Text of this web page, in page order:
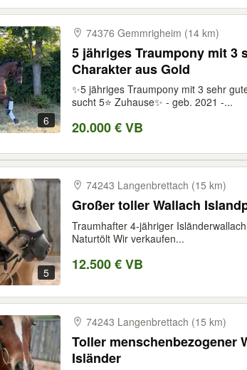
6
74376 Gemmrigheim (14 km)
5 jähriges Traumpony mit 3
Charakter aus Gold
✨5 jähriges Traumpony mit 3 sehr
sucht 5⭐️ Zuhause✨ - geb. 2021 -...
20.000 € VB
5
74243 Langenbrettach (15 km)
Großer toller Wallach
Traumhafter 4-jähriger
Naturtölt Wir verkaufen...
12.500 € VB
74243 Langenbrettach (15 km)
Toller menschenbezogener
Isländer